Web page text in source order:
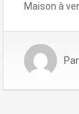
Maison à
Par